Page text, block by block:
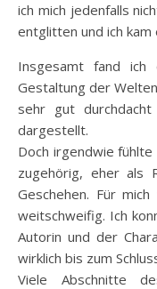
ich mich jedenfalls
entglitten und ich kam
Insgesamt fand
Gestaltung der
sehr gut
dargestellt.
Doch irgendwie fühlte
zugehörig, eher als
Geschehen. Für
weitschweifig. Ich
Autorin und der
wirklich bis zum
Viele Abschnitte